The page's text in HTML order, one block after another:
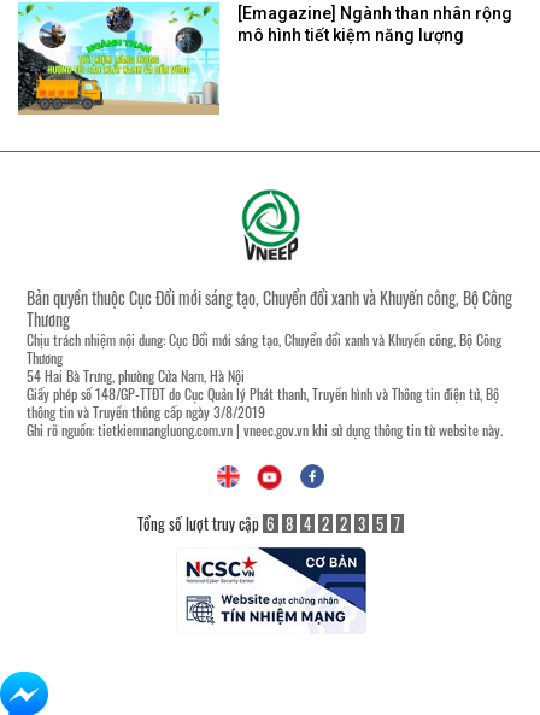
[Emagazine] Ngành than nhân rộng
mô hình tiết kiệm năng lượng
Bản quyền thuộc Cục Đổi mới sáng tạo, Chuyển đổi xanh và Khuyến công, Bộ Công
Thương
Chịu trách nhiệm nội dung: Cục Đổi mới sáng tạo, Chuyển đổi xanh và Khuyến công, Bộ Công
Thương
54 Hai Bà Trưng, phường Cửa Nam, Hà Nội
Giấy phép số 148/GP-TTĐT do Cục Quản lý Phát thanh, Truyền hình và Thông tin điện tử, Bộ
thông tin và Truyền thông cấp ngày 3/8/2019
Ghi rõ nguồn:tietkiemnangluong.com.vn| vneec.gov.vnkhi sử dụng thông tin từ website này.
Tổng số lượt truy cập 6 8 4 2 2 3 5 7